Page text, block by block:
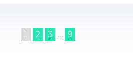
1 2 3 … 9